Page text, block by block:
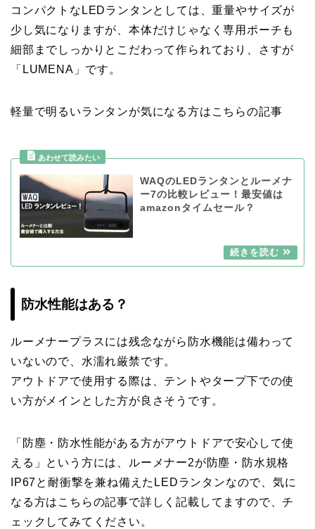
コンパクトなLEDランタンとしては、重量やサイズが
少し気になりますが、本体だけじゃなく専用ポーチも
細部までしっかりとこだわって作られており、さすが
「LUMENA」です。
軽量で明るいランタンが気になる方はこちらの記事
WAQのLEDランタンとルーメナ
ー7の比較レビュー！最安値は
amazonタイムセール？
防水性能はある？
ルーメナープラスには残念ながら防水機能は備わって
いないので、水濡れ厳禁です。
アウトドアで使用する際は、テントやタープ下での使
い方がメインとした方が良さそうです。
「防塵・防水性能がある方がアウトドアで安心して使
える」という方には、ルーメナー2が防塵・防水規格
IP67と耐衝撃を兼ね備えたLEDランタンなので、気に
なる方はこちらの記事で詳しく記載してますので、チ
ェックしてみてください。